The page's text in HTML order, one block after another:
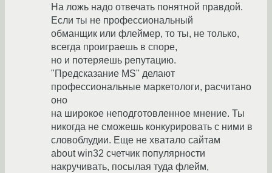
На ложь надо отвечать понятной правдой.
Если ты не профессиональный
обманщик или флеймер, то ты, не только,
всегда проиграешь в споре,
но и потеряешь репутацию.
"Предсказание MS" делают
профессиональные маркетологи, расчитано
оно
на широкое неподготовленное мнение. Ты
никогда не сможешь конкурировать с ними в
словоблудии. Еще не хватало сайтам
about win32 счетчик популярности
накручивать, посылая туда флейм,